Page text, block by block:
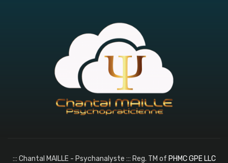
::: Chantal MAILLE - Psychanalyste ::: Reg. TM of PHMC GPE LLC